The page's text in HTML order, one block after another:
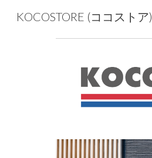
KOCOSTORE (ココストア)